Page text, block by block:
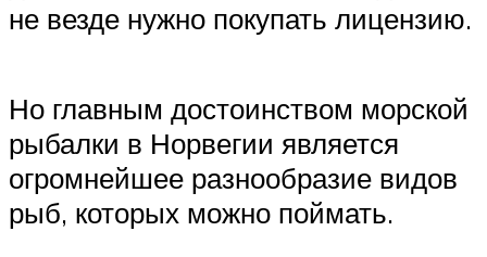
не везде нужно покупать лицензию.
Но главным достоинством морской
рыбалки в Норвегии является
огромнейшее разнообразие видов
рыб, которых можно поймать.